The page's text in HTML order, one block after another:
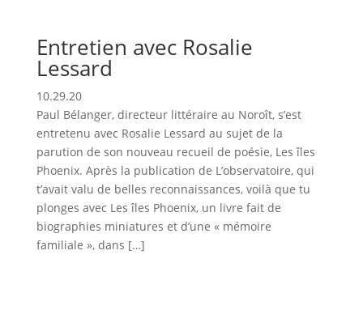
Entretien avec Rosalie
Lessard
10.29.20
Paul Bélanger, directeur littéraire au Noroît, s’est
entretenu avec Rosalie Lessard au sujet de la
parution de son nouveau recueil de poésie, Les îles
Phoenix. Après la publication de L’observatoire, qui
t’avait valu de belles reconnaissances, voilà que tu
plonges avec Les îles Phoenix, un livre fait de
biographies miniatures et d’une « mémoire
familiale », dans […]